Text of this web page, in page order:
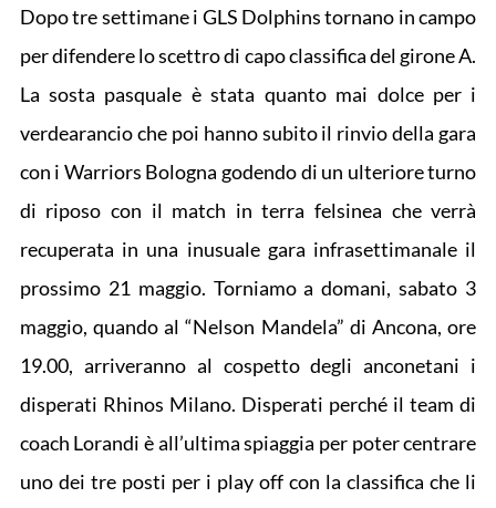
Dopo tre settimane i GLS Dolphins tornano in campo
per difendere lo scettro di capo classifica del girone A.
La sosta pasquale è stata quanto mai dolce per i
verdearancio che poi hanno subito il rinvio della gara
con i Warriors Bologna godendo di un ulteriore turno
di riposo con il match in terra felsinea che verrà
recuperata in una inusuale gara infrasettimanale il
prossimo 21 maggio. Torniamo a domani, sabato 3
maggio, quando al “Nelson Mandela” di Ancona, ore
19.00, arriveranno al cospetto degli anconetani i
disperati Rhinos Milano. Disperati perché il team di
coach Lorandi è all’ultima spiaggia per poter centrare
uno dei tre posti per i play off con la classifica che li